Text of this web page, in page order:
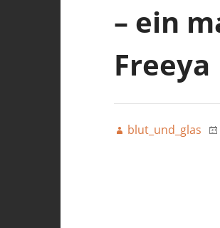
– ein
Freeya
blut_und_glas